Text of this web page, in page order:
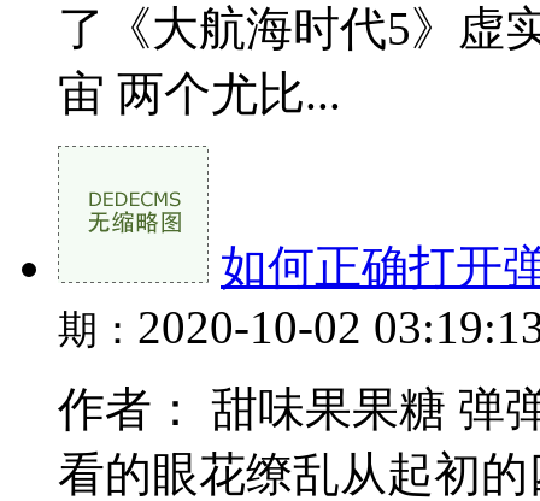
了《大航海时代5》虚
宙 两个尤比...
如何正确打开
期： 2020-10-02
作者： 甜味果果糖 弹
看的眼花缭乱从起初